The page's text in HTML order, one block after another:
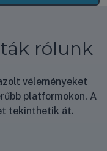
rólunk
véleményeket
platformokon. A
tekinthetik át.